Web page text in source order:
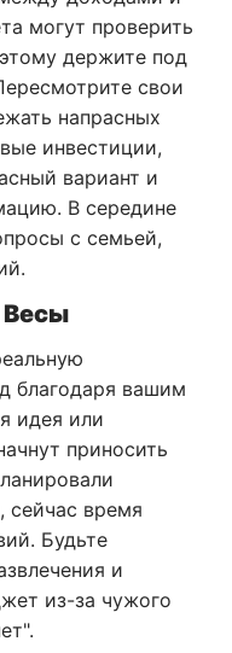
могут проверить
держите под
свои
напрасных
инвестиции,
вариант и
В середине
с семьей,
Весы
благодаря вашим
идея или
приносить
сейчас время
Будьте
и
из-за чужого